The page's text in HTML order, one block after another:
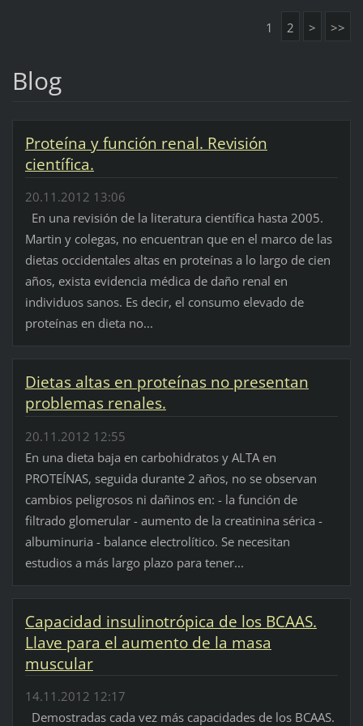
1 2 > >>
Blog
Proteína y función renal. Revisión
científica.
20.11.2012 13:06
En una revisión de la literatura científica hasta 2005.
Martin y colegas, no encuentran que en el marco de las
dietas occidentales altas en proteínas a lo largo de cien
años, exista evidencia médica de daño renal en
individuos sanos. Es decir, el consumo elevado de
proteínas en dieta no...
Dietas altas en proteínas no presentan
problemas renales.
20.11.2012 12:55
En una dieta baja en carbohidratos y ALTA en
PROTEÍNAS, seguida durante 2 años, no se observan
cambios peligrosos ni dañinos en: - la función de
filtrado glomerular - aumento de la creatinina sérica -
albuminuria - balance electrolítico. Se necesitan
estudios a más largo plazo para tener...
Capacidad insulinotrópica de los BCAAS.
Llave para el aumento de la masa
muscular
14.11.2012 12:17
Demostradas cada vez más capacidades de los BCAAS.